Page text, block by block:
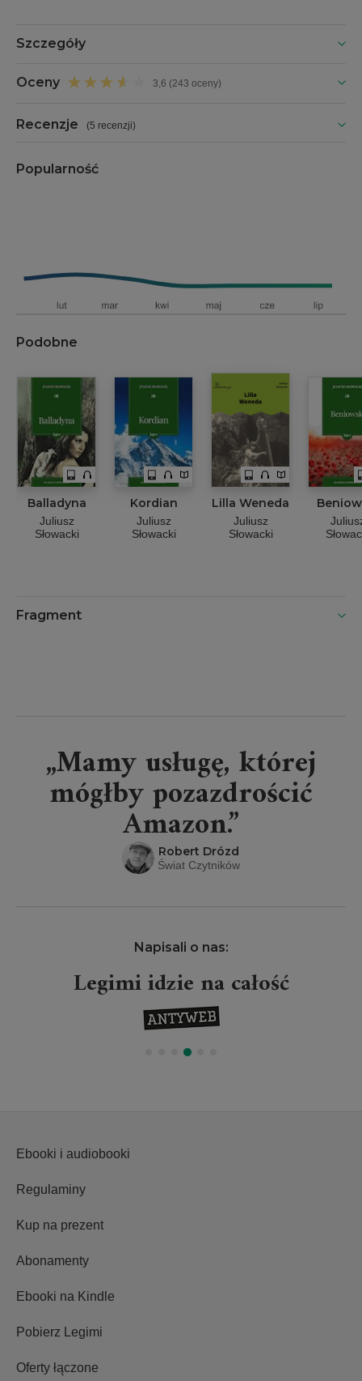
Szczegóły
Oceny 3,6 (243 oceny)
Recenzje (5 recenzji)
Popularność
Podobne
Balladyna
Juliusz
Słowacki
Kordian
Juliusz
Słowacki
Lilla Weneda
Juliusz
Słowacki
Fragment
„Mamy usługę, której
mógłby pozazdrościć
Amazon.”
Robert Drózd
Świat Czytników
Napisali o nas:
Legimi idzie na całość
Ebooki i audiobooki
Regulaminy
Kup na prezent
Abonamenty
Ebooki na Kindle
Pobierz Legimi
Oferty łączone